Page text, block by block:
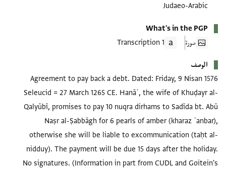
Judaeo-Arabic
What's in the PGP
صورة
1 Transcription
الوصف
Agreement to pay back a debt. Dated: Friday, 9 Nisan 1576
Seleucid = 27 March 1265 CE. Hanāʾ, the wife of Khuḍayr al-
Qalyūbī, promises to pay 10 nuqra dirhams to Sadīda bt. Abū
Naṣr al-Ṣabbāgh for 6 pearls of amber (kharaz ʿanbar),
otherwise she will be liable to excommunication (taḥt al-
nidduy). The payment will be due 15 days after the holiday.
No signatures. (Information in part from CUDL and Goitein's